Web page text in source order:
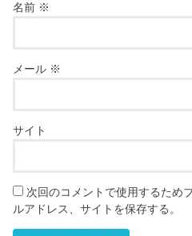
名前 ※
メール ※
サイト
次回のコメントで使用するため
ルアドレス、サイトを保存する。